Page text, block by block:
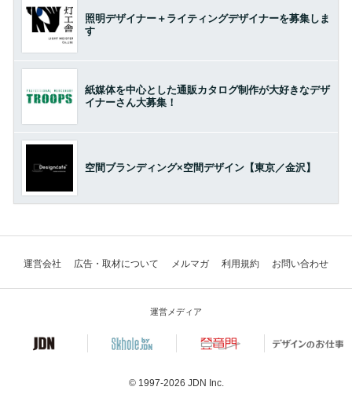
照明デザイナー＋ライティングデザイナーを募集しま
す
紙媒体を中心とした通販カタログ制作が大好きなデザ
イナーさん大募集！
空間ブランディング×空間デザイン【東京／金沢】
運営会社 広告・取材について メルマガ 利用規約 お問い合わせ
運営メディア
© 1997-2026 JDN Inc.